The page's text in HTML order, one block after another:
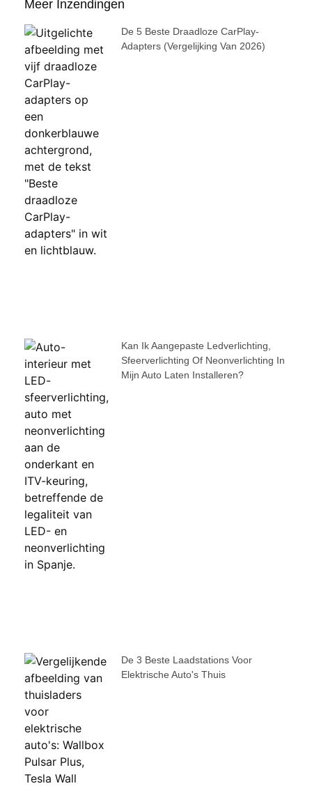
Meer Inzendingen
De 5 Beste Draadloze CarPlay-
Adapters (vergelijking Van 2026)
Kan Ik Aangepaste Ledverlichting,
Sfeerverlichting Of Neonverlichting In
Mijn Auto Laten Installeren?
De 3 Beste Laadstations Voor
Elektrische Auto's Thuis